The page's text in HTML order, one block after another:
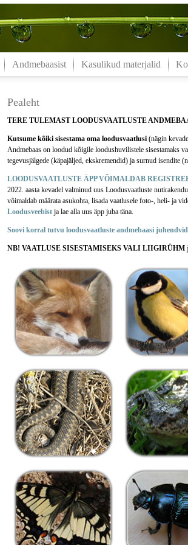
Andmebaasist Kasulikud materjalid
Pealeht
TERE TULEMAST LOODUSVAATLUSTE
Kutsume kõiki sisestama oma loodusvaatlusi(nägin
Andmebaas on loodud kõigile loodushuvilistele sisestamaks
tegevusjälgede (käpajäljed, ekskremendid) ja surnud isendite
LOODUSVAATLUSTE ÄPP VÕIMALDAB
2022. aasta kevadel valminud uus Loodusvaatluste
võimaldab määrata asukohta, lisada vaatlusele foto-, heli- ja
Loodusveebist ja lae alla uus äpp juba täna.
Soovi korral tutvu loodusvaatluste andmebaasi
NB! VAATLUSE SISESTAMISEKS VALI LIIGIRÜHM